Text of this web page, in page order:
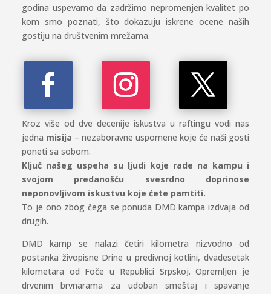
godina uspevamo da zadržimo nepromenjen kvalitet po
kom smo poznati, što dokazuju iskrene ocene naših
gostiju na društvenim mrežama.
Kroz više od dve decenije iskustva u raftingu vodi nas
jedna misija – nezaboravne uspomene koje će naši gosti
poneti sa sobom.
Ključ našeg uspeha su ljudi koje rade na kampu i
svojom predanošću svesrdno doprinose
neponovljivom iskustvu koje ćete pamtiti.
To je ono zbog čega se ponuda DMD kampa izdvaja od
drugih.
DMD kamp se nalazi četiri kilometra nizvodno od
postanka živopisne Drine u predivnoj kotlini, dvadesetak
kilometara od Foče u Republici Srpskoj. Opremljen je
drvenim brvnarama za udoban smeštaj i spavanje